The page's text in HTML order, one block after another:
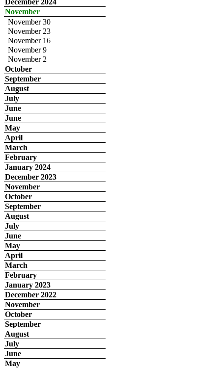
December 2024
November
November 30
November 23
November 16
November 9
November 2
October
September
August
July
June
June
May
April
March
February
January 2024
December 2023
November
October
September
August
July
June
May
April
March
February
January 2023
December 2022
November
October
September
August
July
June
May